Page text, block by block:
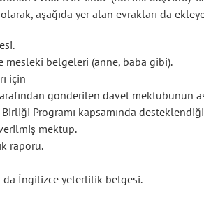
aşağıda yer alan evrakları da
mesleki belgeleri (anne, baba gibi).
için
gönderilen davet mektubunun
Programı kapsamında
mektup.
raporu.
da İngilizce yeterlilik belgesi.